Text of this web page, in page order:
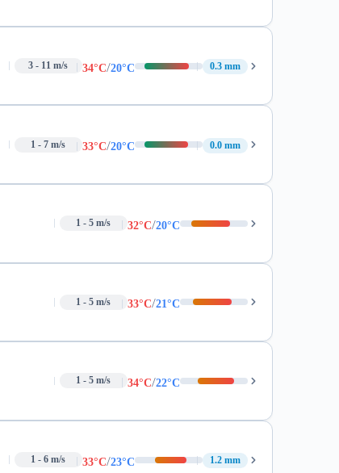
3 - 11 m/s 34°C/20°C 0.3 mm
1 - 7 m/s 33°C/20°C 0.0 mm
1 - 5 m/s 32°C/20°C
1 - 5 m/s 33°C/21°C
1 - 5 m/s 34°C/22°C
1 - 6 m/s 33°C/23°C 1.2 mm